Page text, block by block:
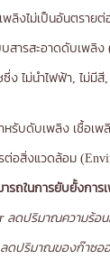
ลิงไม่เป็นอันตราย
สารสะอาดดับเพลิง
ซึ่ง ไม่นำไฟฟ้า, ไม่
หรับดับเพลิง เชื้อเพ
อสิ่งแวดล้อม
ารถในการยับยั้งการ
ลดปริมาณความร้อ
ดปริมาณของก๊าซอ